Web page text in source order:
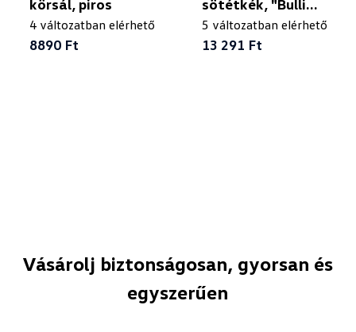
körsál, piros
4 változatban elérhető
8890 Ft
sötétkék, "Bulli
Driver"
5 változatban elérhető
13 291 Ft
Vásárolj biztonságosan, gyorsan és
egyszerűen